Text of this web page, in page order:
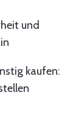
und
kaufen: